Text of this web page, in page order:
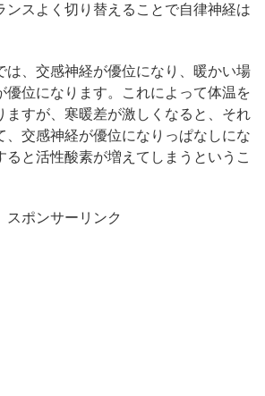
ンスよく切り替えることで自律神経は
は、交感神経が優位になり、暖かい場
優位になります。これによって体温を
ますが、寒暖差が激しくなると、それ
、交感神経が優位になりっぱなしにな
ると活性酸素が増えてしまうというこ
スポンサーリンク